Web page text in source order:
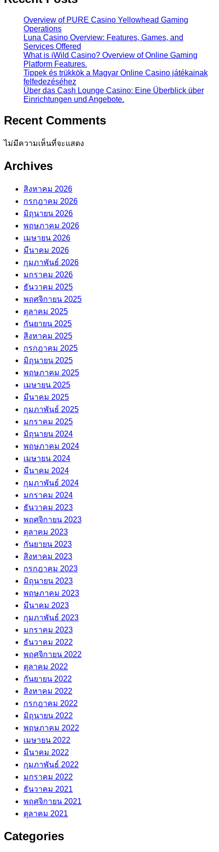
Overview of PURE Casino Yellowhead Gaming
Operations
Luna Casino Overview: Features, Games, and
Services Offered
What is iWild Casino? Overview of Online Gaming
Platform Features.
Tippek és trükkök a Magyar Online Casino játékainak
felfedezéséhez
Über das Cash Lounge Casino: Eine Überblick über
Einrichtungen und Angebote.
Recent Comments
ไม่มีความเห็นที่จะแสดง
Archives
สิงหาคม 2026
กรกฎาคม 2026
มิถุนายน 2026
พฤษภาคม 2026
เมษายน 2026
มีนาคม 2026
กุมภาพันธ์ 2026
มกราคม 2026
ธันวาคม 2025
พฤศจิกายน 2025
ตุลาคม 2025
กันยายน 2025
สิงหาคม 2025
กรกฎาคม 2025
มิถุนายน 2025
พฤษภาคม 2025
เมษายน 2025
มีนาคม 2025
กุมภาพันธ์ 2025
มกราคม 2025
มิถุนายน 2024
พฤษภาคม 2024
เมษายน 2024
มีนาคม 2024
กุมภาพันธ์ 2024
มกราคม 2024
ธันวาคม 2023
พฤศจิกายน 2023
ตุลาคม 2023
กันยายน 2023
สิงหาคม 2023
กรกฎาคม 2023
มิถุนายน 2023
พฤษภาคม 2023
มีนาคม 2023
กุมภาพันธ์ 2023
มกราคม 2023
ธันวาคม 2022
พฤศจิกายน 2022
ตุลาคม 2022
กันยายน 2022
สิงหาคม 2022
กรกฎาคม 2022
มิถุนายน 2022
พฤษภาคม 2022
เมษายน 2022
มีนาคม 2022
กุมภาพันธ์ 2022
มกราคม 2022
ธันวาคม 2021
พฤศจิกายน 2021
ตุลาคม 2021
Categories